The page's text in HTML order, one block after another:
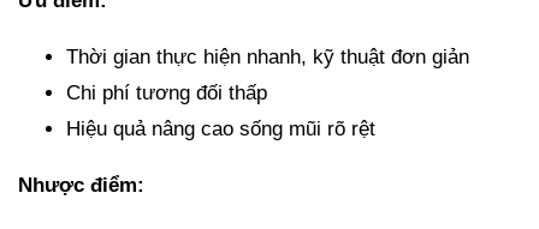
Thời gian thực hiện nhanh, kỹ thuật đơn giản
Chi phí tương đối thấp
Hiệu quả nâng cao sống mũi rõ rệt
Nhược điểm: